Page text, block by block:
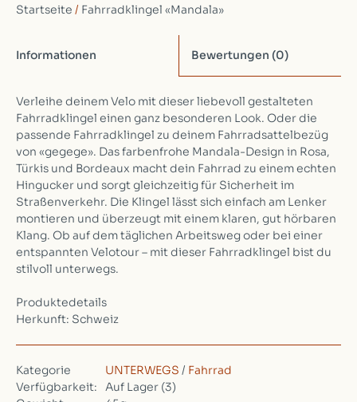
Startseite / Fahrradklingel «Mandala»
Informationen Bewertungen (0)
Verleihe deinem Velo mit dieser liebevoll gestalteten
Fahrradklingel einen ganz besonderen Look. Oder die
passende Fahrradklingel zu deinem Fahrradsattelbezüg
von «gegege». Das farbenfrohe Mandala-Design in Rosa,
Türkis und Bordeaux macht dein Fahrrad zu einem echten
Hingucker und sorgt gleichzeitig für Sicherheit im
Straßenverkehr. Die Klingel lässt sich einfach am Lenker
montieren und überzeugt mit einem klaren, gut hörbaren
Klang. Ob auf dem täglichen Arbeitsweg oder bei einer
entspannten Velotour – mit dieser Fahrradklingel bist du
stilvoll unterwegs.
Produktedetails
Herkunft: Schweiz
Kategorie UNTERWEGS / Fahrrad
Verfügbarkeit:
Auf Lager (3)